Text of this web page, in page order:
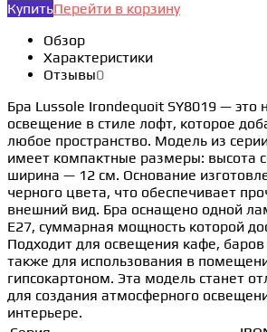
КупитьПерейти в корзину
Обзор
Характеристики
Отзывы0
Бра Lussole Irondequoit SY8019 — это
освещение в стиле лофт, которое
любое пространство. Модель из
имеет компактные размеры: высота
ширина — 12 см. Основание
черного цвета, что обеспечивает
внешний вид. Бра оснащено одной
E27, суммарная мощность которой
Подходит для освещения кафе, баров
также для использования в
гипсокартоном. Эта модель станет
для создания атмосферного
интерьере.